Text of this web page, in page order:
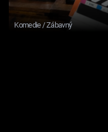
Komedie / Zábavný